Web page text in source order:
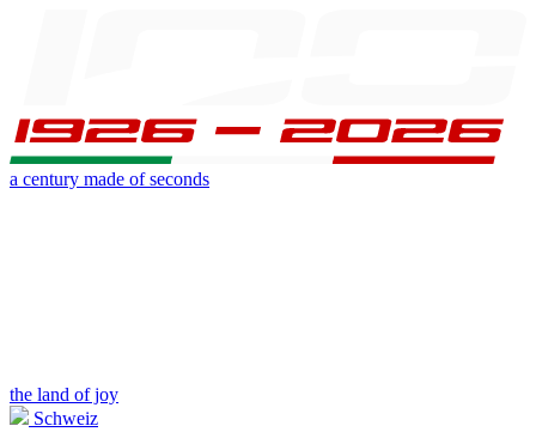
a century made of seconds
the land of joy
Schweiz